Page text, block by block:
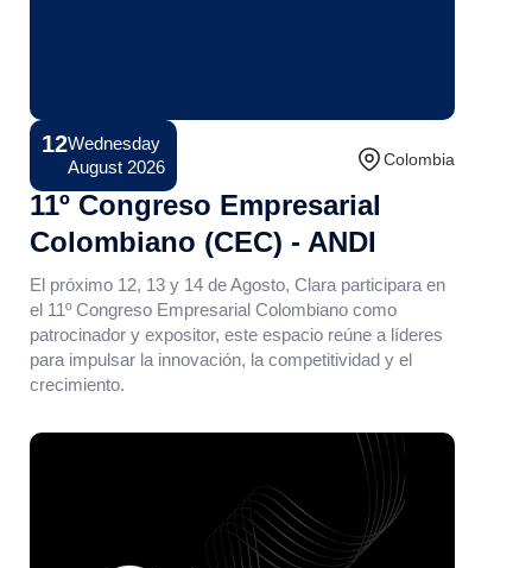
12Wednesday
August 2026
Conference Colombia
11º Congreso Empresarial
Colombiano (CEC) - ANDI
El próximo 12, 13 y 14 de Agosto, Clara participara en
el 11º Congreso Empresarial Colombiano como
patrocinador y expositor, este espacio reúne a líderes
para impulsar la innovación, la competitividad y el
crecimiento.